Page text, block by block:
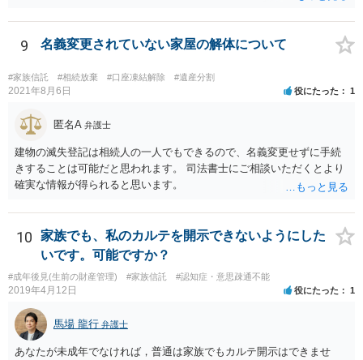
9 名義変更されていない家屋の解体について
#家族信託 #相続放棄 #口座凍結解除 #遺産分割
2021年8月6日 役にたった 1
匿名A 弁護士
建物の滅失登記は相続人の一人でもできるので、名義変更せずに手続
きすることは可能だと思われます。 司法書士にご相談いただくとより
確実な情報が得られると思います。
10
家族でも、私のカルテを開示できないようにした
いです。可能ですか？
#成年後見(生前の財産管理) #家族信託 #認知症・意思疎通不能
2019年4月12日 役にたった 1
馬場 龍行 弁護士
あなたが未成年でなければ，普通は家族でもカルテ開示はできませ